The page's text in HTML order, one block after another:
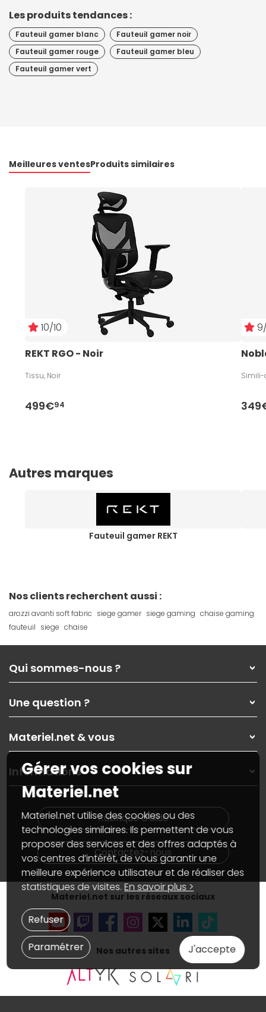
Les produits tendances :
Fauteuil gamer blanc
Fauteuil gamer noir
Fauteuil gamer rouge
Fauteuil gamer bleu
Fauteuil gamer vert
Meilleures ventesProduits similaires
10/10
REKT RGO - Noir
Tissu, Noir
499€94
Simili-
Autres marques
Fauteuil gamer REKT
Nos clients recherchent aussi :
arozzi avanti soft fabric siege gamer siege gaming chaise gaming
fauteuil siege chaise
Qui sommes-nous ?
Nos services
Les magasins Materiel.net
Nos solutions pour les pros
Contactez-nous
Une question ?
Paiement, livraison
Garanties,Pack Zen
SAV, demander un retour
Informations
Guides d'achats et tutoriels
Materiel.net & vous
On répare votre PC portable
On rachète votre carte graphique
PC sur mesure : Votre RDV personnalisé
Notre démarche écologique
Materiel.net recrute
Notre programme d'affiliation
Partenariat & Sponsoring
Informations
Plan du site
Nos marques
Conditions générales de vente
Marketplace
Informations légales
Données personnellesetcookies
Gérer vos cookies
Accessibilité : non conforme
Rubrique d'aide
Contactez-nous
Materiel.net sur les réseaux sociaux
Nos autres sites
Gérer vos cookies sur
Materiel.net
Materiel.net utilise des cookies ou des
technologies similaires. Ils permettent de vous
proposer des services et des offres adaptés à
vos centres d’intérêt, de vous garantir une
meilleure expérience utilisateur et de réaliser des
statistiques de visites.En savoir plus >
J'accepte
Paramétrer
Refuser